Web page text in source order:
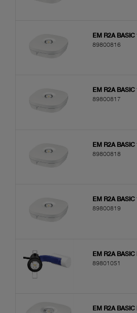
EM R2A
89800816
EM R2A
89800817
EM R2A
89800818
EM R2A
89800819
EM R2A
89801051
EM R2A